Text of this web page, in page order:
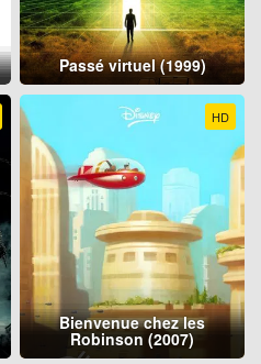
Passé virtuel (1999)
HD
Bienvenue chez les
Robinson (2007)